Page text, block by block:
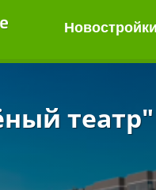
Новостройки
театр"